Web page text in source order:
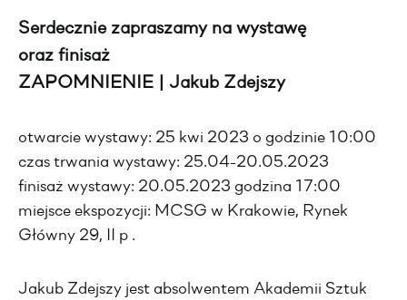
Serdecznie zapraszamy na wystawę
oraz finisaż
ZAPOMNIENIE | Jakub Zdejszy
otwarcie wystawy: 25 kwi 2023 o godzinie 10:00
czas trwania wystawy: 25.04-20.05.2023
finisaż wystawy: 20.05.2023 godzina 17:00
miejsce ekspozycji: MCSG w Krakowie, Rynek
Główny 29, II p .
Jakub Zdejszy jest absolwentem Akademii Sztuk